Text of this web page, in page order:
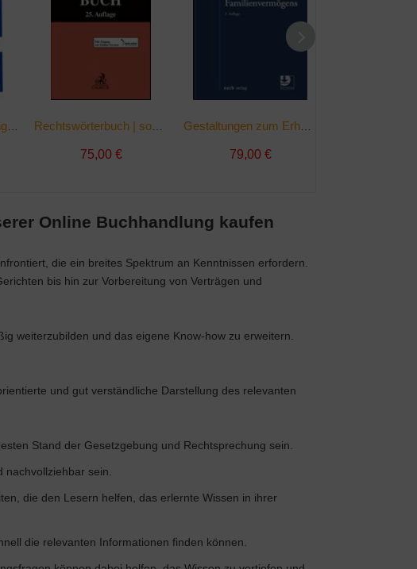
75,00 € 79,00 €
Online Buchhandlung kaufen
die ein breites Spektrum an Kenntnissen erfordern.
bis hin zur Vorbereitung von Verträgen und
weiterzubilden und das eigene Know-how zu erweitern.
und gut verständliche Darstellung des relevanten
Stand der Gesetzgebung und Rechtsprechung sein.
sein.
die den Lesern helfen, das erlernte Wissen in ihrer
die relevanten Informationen finden können.